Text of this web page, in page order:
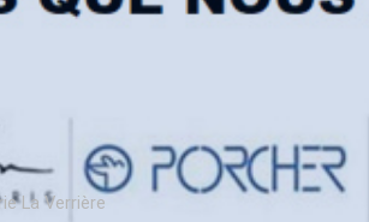
La Verrière